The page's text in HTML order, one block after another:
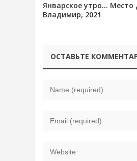
Январское утро… Место
Владимир, 2021
ОСТАВЬТЕ